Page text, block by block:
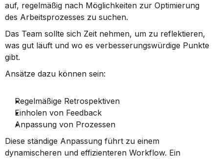
auf, regelmäßig nach Möglichkeiten zur Optimierung
des Arbeitsprozesses zu suchen.
Das Team sollte sich Zeit nehmen, um zu reflektieren,
was gut läuft und wo es verbesserungswürdige Punkte
gibt.
Ansätze dazu können sein:
Regelmäßige Retrospektiven
Einholen von Feedback
Anpassung von Prozessen
Diese ständige Anpassung führt zu einem
dynamischeren und effizienteren Workflow. Ein